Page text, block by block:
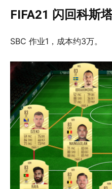
FIFA21 闪回科斯
SBC 作业1，成本约3万。